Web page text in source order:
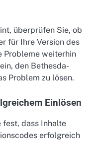
überprüfen Sie, ob
für Ihre Version des
Probleme weiterhin
den Bethesda-
Problem zu lösen.
Einlösen
dass Inhalte
erfolgreich